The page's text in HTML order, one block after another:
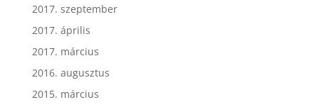
2017. szeptember
2017. április
2017. március
2016. augusztus
2015. március